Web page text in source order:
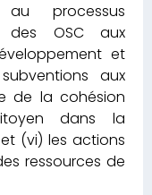
processus
des OSC aux
et
aux
de la cohésion
dans la
(vi) les actions
ressources de